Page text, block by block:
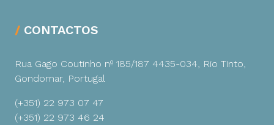
CONTACTOS
Rua Gago Coutinho nº 185/187 4435-034, Rio Tinto,
Gondomar, Portugal
(+351) 22 973 07 47
(+351) 22 973 46 24